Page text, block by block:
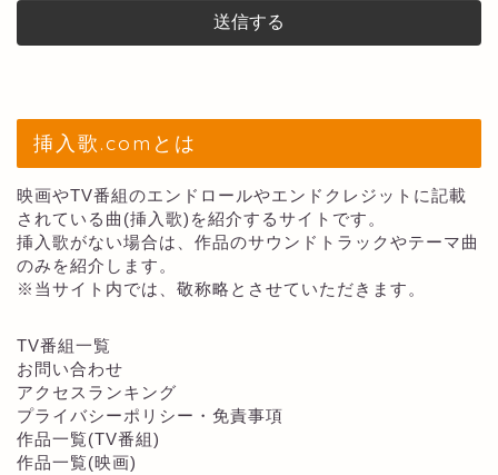
挿入歌.comとは
映画やTV番組のエンドロールやエンドクレジットに記載
されている曲(挿入歌)を紹介するサイトです。
挿入歌がない場合は、作品のサウンドトラックやテーマ曲
のみを紹介します。
※当サイト内では、敬称略とさせていただきます。
TV番組一覧
お問い合わせ
アクセスランキング
プライバシーポリシー・免責事項
作品一覧(TV番組)
作品一覧(映画)